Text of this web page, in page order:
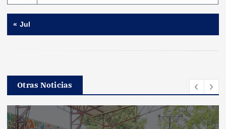
« Jul
Otras Noticias